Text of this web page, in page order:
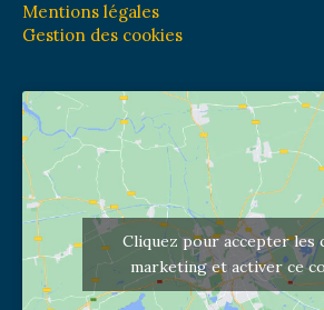
Mentions légales
Gestion des cookies
Cliquez pour accepter les
marketing et activer ce